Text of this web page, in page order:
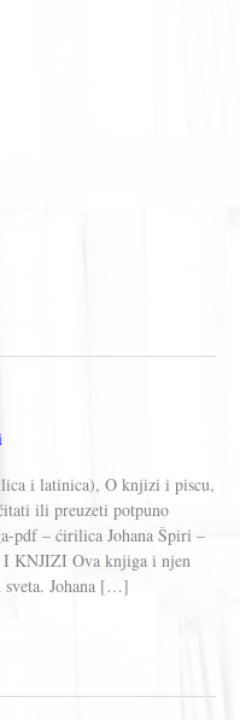
i latinica), O knjizi i piscu,
ili preuzeti potpuno
pdf – ćirilica Johana Špiri –
KNJIZI Ova knjiga i njen
sveta. Johana […]